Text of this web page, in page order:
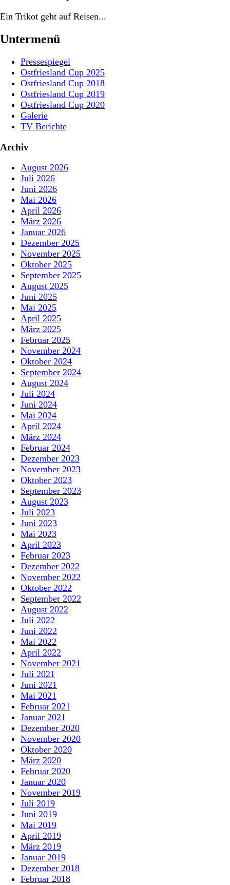
Ein Trikot geht auf Reisen...
Untermenü
Pressespiegel
Ostfriesland Cup 2025
Ostfriesland Cup 2018
Ostfriesland Cup 2019
Ostfriesland Cup 2020
Galerie
TV Berichte
Archiv
August 2026
Juli 2026
Juni 2026
Mai 2026
April 2026
März 2026
Januar 2026
Dezember 2025
November 2025
Oktober 2025
September 2025
August 2025
Juni 2025
Mai 2025
April 2025
März 2025
Februar 2025
November 2024
Oktober 2024
September 2024
August 2024
Juli 2024
Juni 2024
Mai 2024
April 2024
März 2024
Februar 2024
Dezember 2023
November 2023
Oktober 2023
September 2023
August 2023
Juli 2023
Juni 2023
Mai 2023
April 2023
Februar 2023
Dezember 2022
November 2022
Oktober 2022
September 2022
August 2022
Juli 2022
Juni 2022
Mai 2022
April 2022
November 2021
Juli 2021
Juni 2021
Mai 2021
Februar 2021
Januar 2021
Dezember 2020
November 2020
Oktober 2020
März 2020
Februar 2020
Januar 2020
November 2019
Juli 2019
Juni 2019
Mai 2019
April 2019
März 2019
Januar 2019
Dezember 2018
Februar 2018